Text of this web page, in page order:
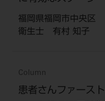
福岡県福岡市中央区
衛生士 有村 知子
Column
患者さんファース